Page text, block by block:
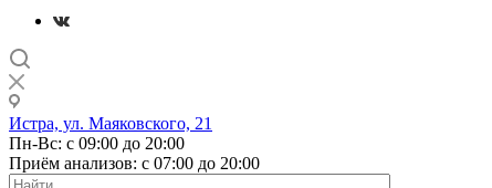
Истра, ул. Маяковского, 21
Пн-Вс: с 09:00 до 20:00
Приём анализов: с 07:00 до 20:00